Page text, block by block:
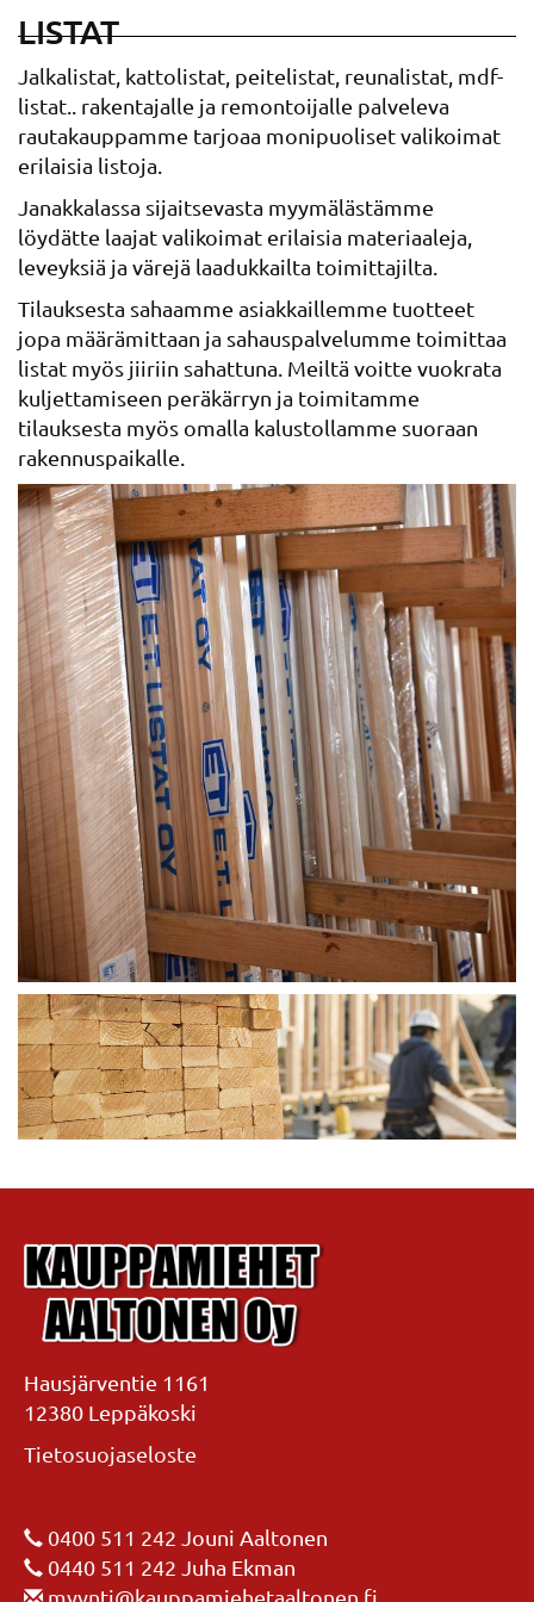
LISTAT
Jalkalistat, kattolistat, peitelistat, reunalistat, mdf-
listat.. rakentajalle ja remontoijalle palveleva
rautakauppamme tarjoaa monipuoliset valikoimat
erilaisia listoja.
Janakkalassa sijaitsevasta myymälästämme
löydätte laajat valikoimat erilaisia materiaaleja,
leveyksiä ja värejä laadukkailta toimittajilta.
Tilauksesta sahaamme asiakkaillemme tuotteet
jopa määrämittaan ja sahauspalvelumme toimittaa
listat myös jiiriin sahattuna. Meiltä voitte vuokrata
kuljettamiseen peräkärryn ja toimitamme
tilauksesta myös omalla kalustollamme suoraan
rakennuspaikalle.
Hausjärventie 1161
12380 Leppäkoski
Tietosuojaseloste
0400 511 242 Jouni Aaltonen
0440 511 242 Juha Ekman
myynti@kauppamiehetaaltonen.fi